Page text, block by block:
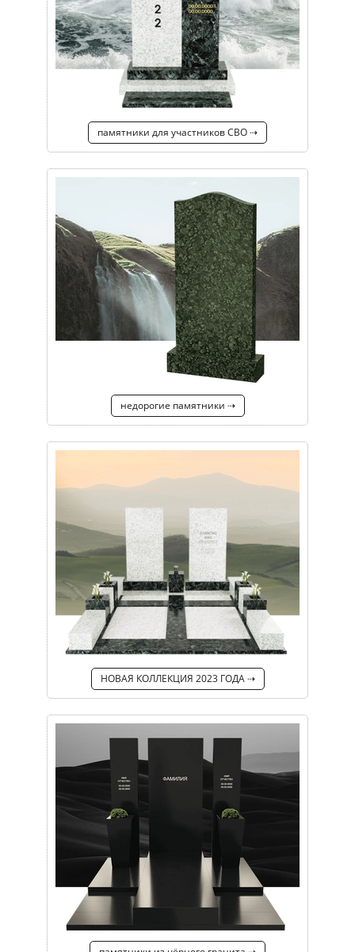
памятники для участников СВО ⇢
недорогие памятники ⇢
НОВАЯ КОЛЛЕКЦИЯ 2023 ГОДА ⇢